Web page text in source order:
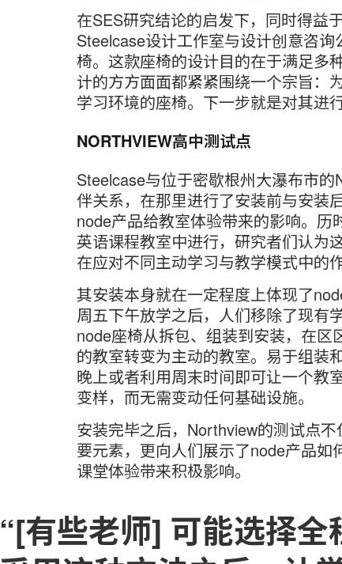
在SES研究结论的启发下，同时得益
Steelcase设计工作室与设计创意咨
椅。这款座椅的设计目的在于满足多
计的方方面面都紧紧围绕一个宗旨：
学习环境的座椅。下一步就是对其进行
NORTHVIEW高中测试点
Steelcase与位于密歇根州大瀑布市
伴关系，在那里进行了安装前与安装
node产品给教室体验带来的影响。历
英语课程教室中进行，研究者们认为
在应对不同主动学习与教学模式中的作
其安装本身就在一定程度上体现了
周五下午放学之后，人们移除了现有
node座椅从拆包、组装到安装，在区
的教室转变为主动的教室。易于组装
晚上或者利用周末时间即可让一个教
变样，而无需变动任何基础设施。
安装完毕之后，Northview的测试点
要元素，更向人们展示了node产品如
课堂体验带来积极影响。
“[有些老师] 可能选择全